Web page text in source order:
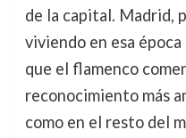
de la capital. Madrid,
viviendo en esa
que el flamenco
reconocimiento más
como en el resto del